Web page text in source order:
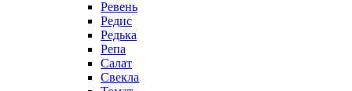
Ревень
Редис
Редька
Репа
Салат
Свекла